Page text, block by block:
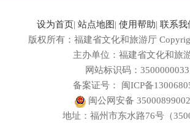
设为首页| 站点地图 | 使用帮助| 联系我
版权所有：福建省文化和旅游厅
主办单位：福建省文化和旅
网站标识码：3500000033
备案证号： 闽ICP备
闽公网安备
地址：福州市东水路76号（